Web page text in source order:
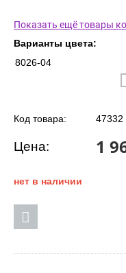
Показать ещё товары
Варианты цвета:
8026-04
Код товара: 47332
Цена: 1
нет в наличии